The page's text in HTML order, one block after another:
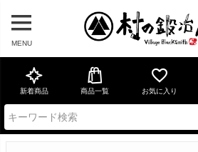
MENU
新着商品 商品一覧 お気に入り